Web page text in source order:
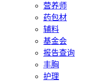
营养师
药包材
辅料
基金会
报告查询
丰胸
护理